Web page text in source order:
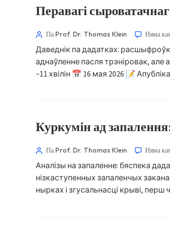
Перавагі
Па Prof. Dr. Thomas Klein Няма
Даведнік па дадатках:
аднаўленне пасля трэніровак,
~11 хвілін 📅 16 мая 2026 📝
Куркумін ад
Па Prof. Dr. Thomas Klein Няма
Аналізы на запаленне: бяспека
нізкаступенных запаленчых
нырках і згусальнасці крыві,
اردو
मराठी
తెలుగు
Bahasa Melayu
Tiếng Việt
Tagalog
ဗမာစာ